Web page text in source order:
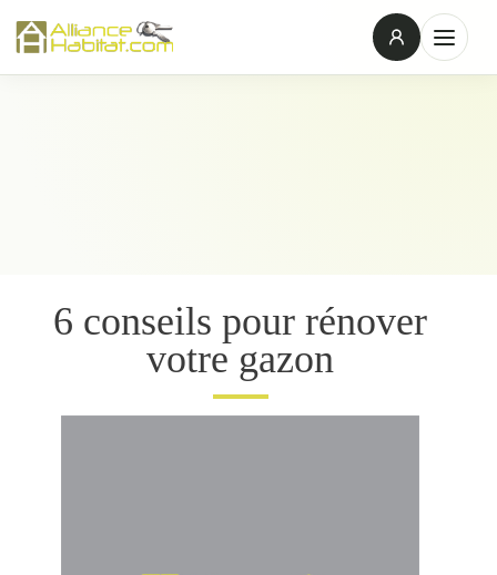
6 conseils pour rénover
votre gazon